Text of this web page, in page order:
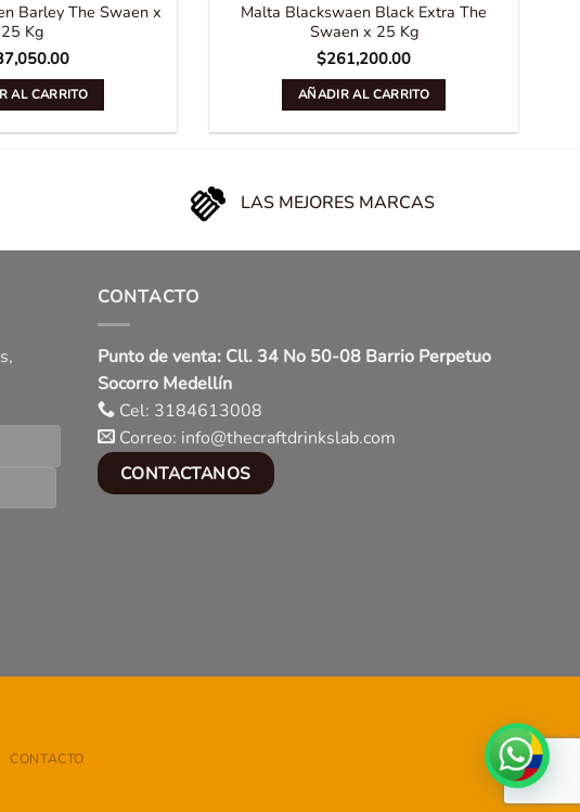
Barley The Swaen x
25 Kg
AL CARRITO
Malta Blackswaen Black Extra The
Swaen x 25 Kg
$261,200.00
AÑADIR AL CARRITO
LAS MEJORES MARCAS
CONTACTO
Punto de venta: Cll. 34 No 50-08 Barrio Perpetuo
Socorro Medellín
Cel: 3184613008
Correo: info@thecraftdrinkslab.com
CONTACTANOS
CONTACTO